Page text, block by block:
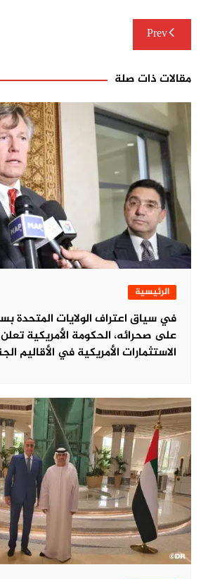
تصفّح
المقالات
Prev
مقالات ذات صلة
الرئيسية
في سياق اعتراف الولايات المتحدة
على صحرائه، الحكومة الأمريكية
الاستثمارات الأمريكية في الأقاليم